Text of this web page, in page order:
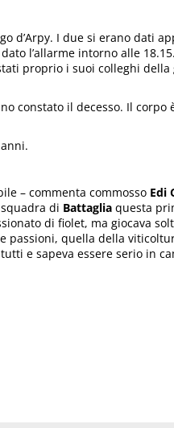
d’Arpy. I due si erano dati
l’allarme intorno alle
proprio i suoi colleghi
constato il decesso. Il corpo
– commenta commosso Edi
di Battaglia questa
di fiolet, ma giocava
passioni, quella della
e sapeva essere serio in